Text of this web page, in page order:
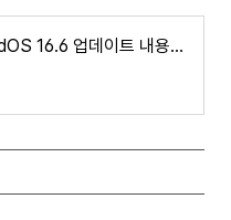
iOS 16.6 및 iPadOS 16.6 업데이트 내용은 무엇인가?